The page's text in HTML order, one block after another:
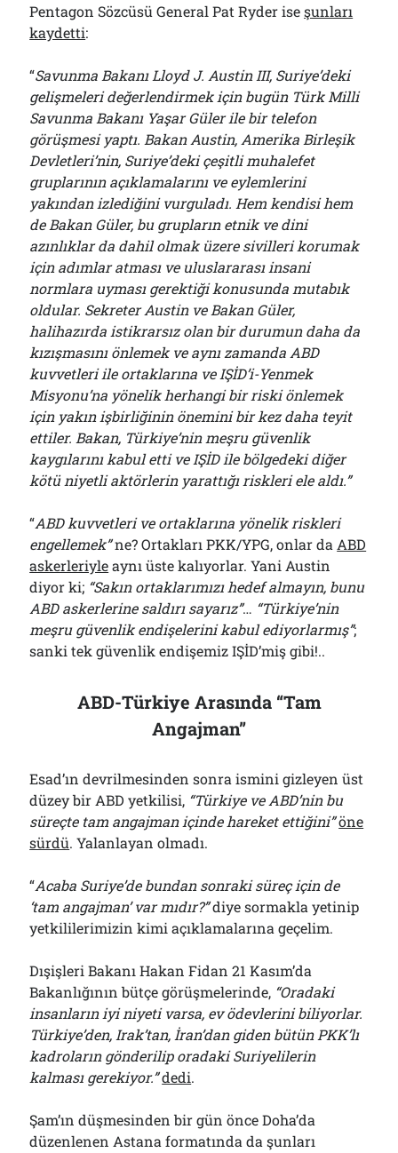
Pentagon Sözcüsü General Pat Ryder iseşunları
kaydetti:
“Savunma Bakanı Lloyd J. Austin III, Suriye’deki
gelişmeleri değerlendirmek için bugün Türk Milli
Savunma Bakanı Yaşar Güler ile bir telefon
görüşmesi yaptı. Bakan Austin, Amerika Birleşik
Devletleri’nin, Suriye’deki çeşitli muhalefet
gruplarının açıklamalarını ve eylemlerini
yakından izlediğini vurguladı. Hem kendisi hem
de Bakan Güler, bu grupların etnik ve dini
azınlıklar da dahil olmak üzere sivilleri korumak
için adımlar atması ve uluslararası insani
normlara uyması gerektiği konusunda mutabık
oldular. Sekreter Austin ve Bakan Güler,
halihazırda istikrarsız olan bir durumun daha da
kızışmasını önlemek ve aynı zamanda ABD
kuvvetleri ile ortaklarına ve IŞİD’i-Yenmek
Misyonu’na yönelik herhangi bir riski önlemek
için yakın işbirliğinin önemini bir kez daha teyit
ettiler. Bakan, Türkiye’nin meşru güvenlik
kaygılarını kabul etti ve IŞİD ile bölgedeki diğer
kötü niyetli aktörlerin yarattığı riskleri ele aldı.”
“ABD kuvvetleri ve ortaklarına yönelik riskleri
engellemek”ne? Ortakları PKK/YPG, onlar da ABD
askerleriyleaynı üste kalıyorlar. Yani Austin
diyor ki; “Sakın ortaklarımızı hedef almayın, bunu
ABD askerlerine saldırı sayarız”… “Türkiye’nin
meşru güvenlik endişelerini kabul ediyorlarmış”;
sanki tek güvenlik endişemiz IŞİD’miş gibi!..
ABD-Türkiye Arasında “Tam
Angajman”
Esad’ın devrilmesinden sonra ismini gizleyen üst
düzey bir ABD yetkilisi, “Türkiye ve ABD’nin bu
süreçte tam angajman içinde hareket ettiğini”öne
sürdü. Yalanlayan olmadı.
“Acaba Suriye’de bundan sonraki süreç için de
‘tam angajman’ var mıdır?”diye sormakla yetinip
yetkililerimizin kimi açıklamalarına geçelim.
Dışişleri Bakanı Hakan Fidan 21 Kasım’da
Bakanlığının bütçe görüşmelerinde, “Oradaki
insanların iyi niyeti varsa, ev ödevlerini biliyorlar.
Türkiye’den, Irak’tan, İran’dan giden bütün PKK’lı
kadroların gönderilip oradaki Suriyelilerin
kalması gerekiyor.”dedi.
Şam’ın düşmesinden bir gün önce Doha’da
düzenlenen Astana formatında da şunları